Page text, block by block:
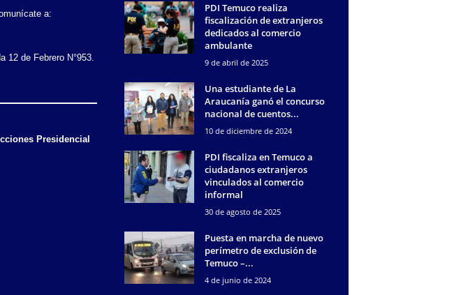
a:
12 de Febrero N°953.
Presidencial
PDI Temuco realiza
fiscalización de extranjeros
dedicados al comercio
ambulante
9 de abril de 2025
Una estudiante de La
Araucanía ganó el concurso
nacional de cuentos...
10 de diciembre de 2024
PDI fiscaliza en Temuco a
ciudadanos extranjeros
vinculados al comercio
informal
30 de agosto de 2025
Puesta en marcha de nuevo
perímetro de exclusión de
Temuco –...
4 de junio de 2024